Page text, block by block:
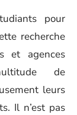
pour
recherche
et agences
de
leurs
Il n’est pas